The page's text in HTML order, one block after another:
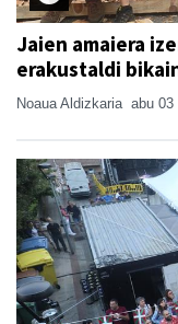
Jaien amaiera
erakustaldi
Noaua Aldizkaria abu 03